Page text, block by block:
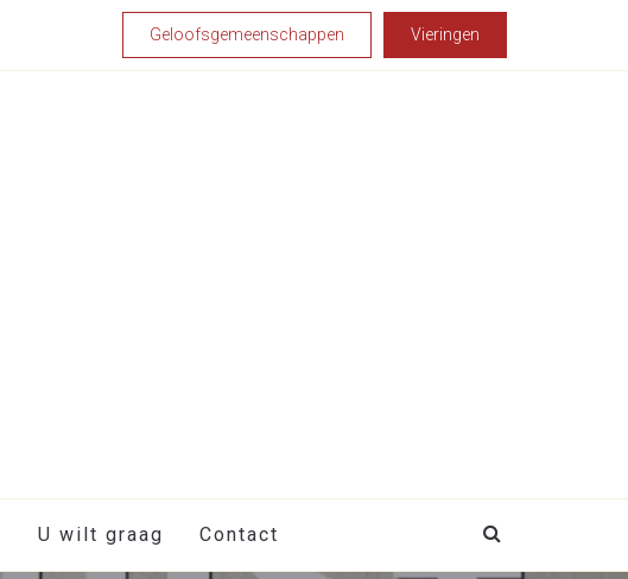
Geloofsgemeenschappen Vieringen
U wilt graag Contact